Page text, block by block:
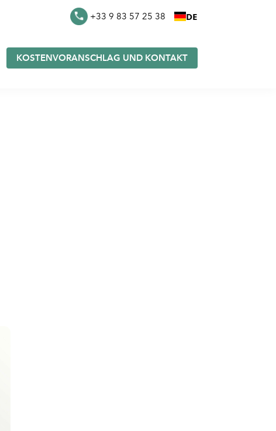
+33 9 83 57 25 38 DE
KOSTENVORANSCHLAG UND KONTAKT